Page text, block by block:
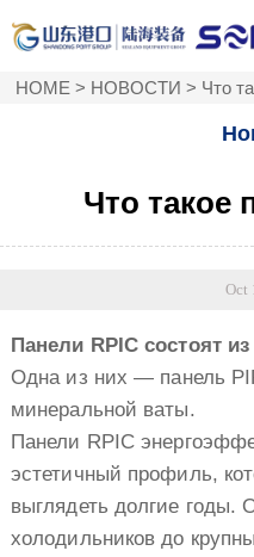
HOME > НОВОСТИ > Что
Что такое
Oct
Панели RPIC состоят
Одна из них — панель
минеральной ваты.
Панели RPIC
эстетичный профиль,
выглядеть долгие годы.
холодильников до